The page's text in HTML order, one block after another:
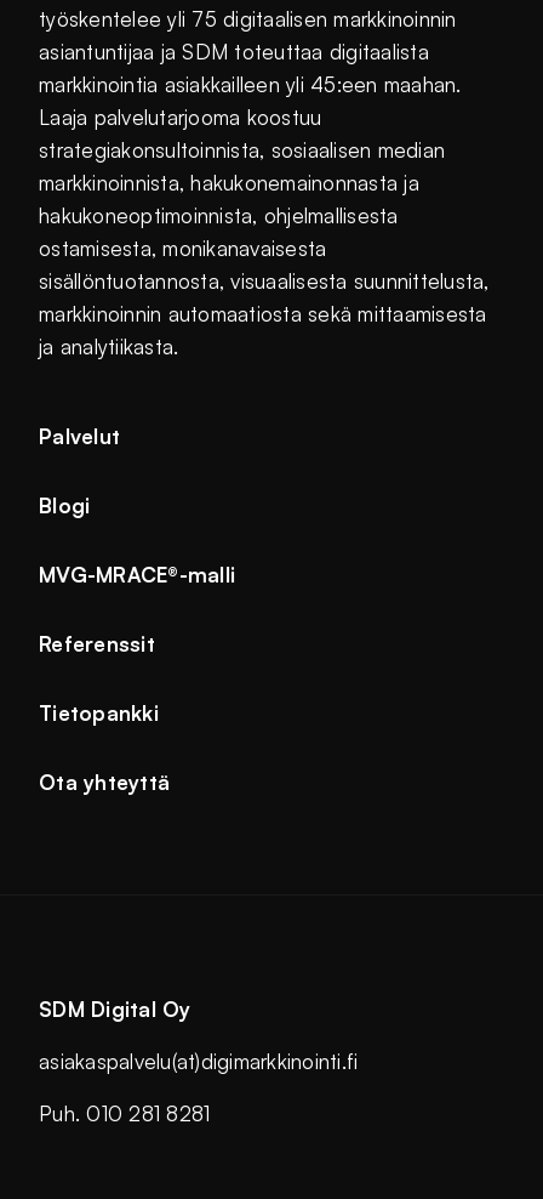
työskentelee yli 75 digitaalisen markkinoinnin
asiantuntijaa ja SDM toteuttaa digitaalista
markkinointia asiakkailleen yli 45:een maahan.
Laaja palvelutarjooma koostuu
strategiakonsultoinnista, sosiaalisen median
markkinoinnista, hakukonemainonnasta ja
hakukoneoptimoinnista, ohjelmallisesta
ostamisesta, monikanavaisesta
sisällöntuotannosta, visuaalisesta suunnittelusta,
markkinoinnin automaatiosta sekä mittaamisesta
ja analytiikasta.
Palvelut
Blogi
MVG-MRACE®-malli
Referenssit
Tietopankki
Ota yhteyttä
SDM Digital Oy
asiakaspalvelu(at)digimarkkinointi.fi
Puh. 010 281 8281